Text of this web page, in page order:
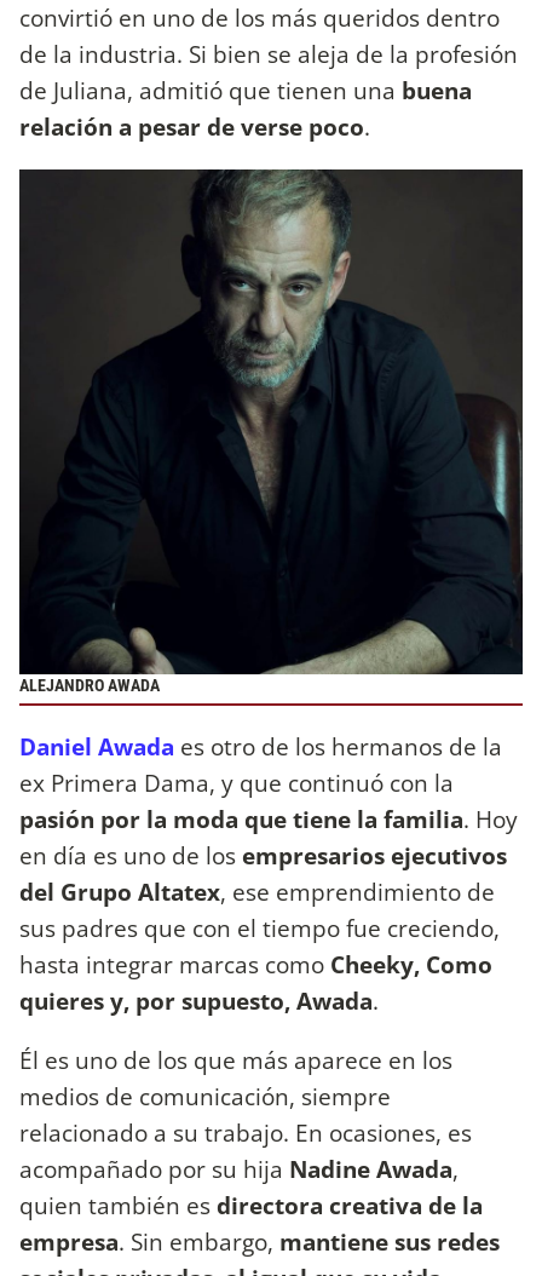
convirtió en uno de los más queridos dentro
de la industria. Si bien se aleja de la profesión
de Juliana, admitió que tienen una buena
relación a pesar de verse poco.
ALEJANDRO AWADA
Daniel Awada es otro de los hermanos de la
ex Primera Dama, y que continuó con la
pasión por la moda que tiene la familia. Hoy
en día es uno de los empresarios ejecutivos
del Grupo Altatex, ese emprendimiento de
sus padres que con el tiempo fue creciendo,
hasta integrar marcas como Cheeky, Como
quieres y, por supuesto, Awada.
Él es uno de los que más aparece en los
medios de comunicación, siempre
relacionado a su trabajo. En ocasiones, es
acompañado por su hija Nadine Awada,
quien también esdirectora creativa de la
empresa. Sin embargo, mantiene sus redes